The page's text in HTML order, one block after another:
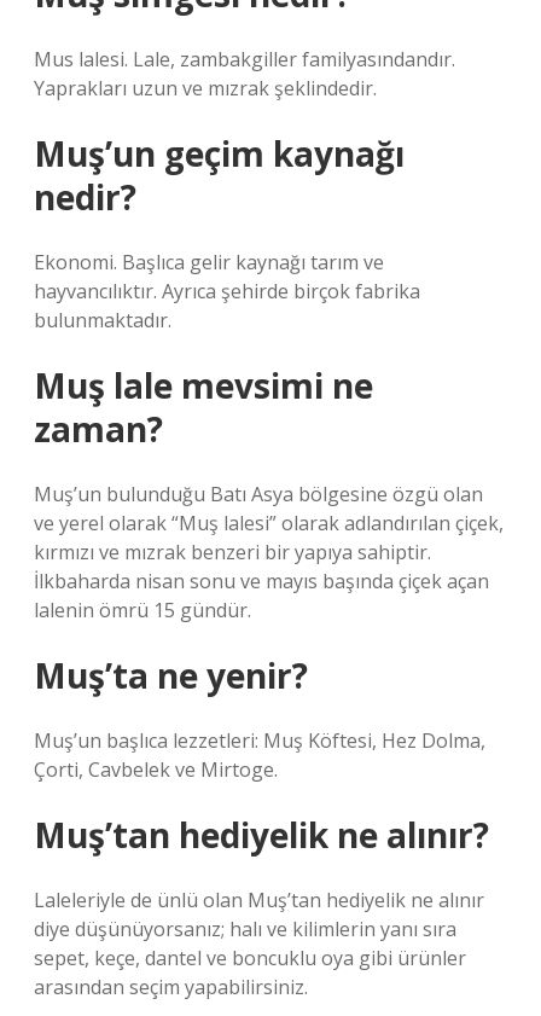
Mus lalesi. Lale, zambakgiller familyasındandır.
Yaprakları uzun ve mızrak şeklindedir.
Muş’un geçim kaynağı
nedir?
Ekonomi. Başlıca gelir kaynağı tarım ve
hayvancılıktır. Ayrıca şehirde birçok fabrika
bulunmaktadır.
Muş lale mevsimi ne
zaman?
Muş’un bulunduğu Batı Asya bölgesine özgü olan
ve yerel olarak “Muş lalesi” olarak adlandırılan çiçek,
kırmızı ve mızrak benzeri bir yapıya sahiptir.
İlkbaharda nisan sonu ve mayıs başında çiçek açan
lalenin ömrü 15 gündür.
Muş’ta ne yenir?
Muş’un başlıca lezzetleri: Muş Köftesi, Hez Dolma,
Çorti, Cavbelek ve Mirtoge.
Muş’tan hediyelik ne alınır?
Laleleriyle de ünlü olan Muş’tan hediyelik ne alınır
diye düşünüyorsanız; halı ve kilimlerin yanı sıra
sepet, keçe, dantel ve boncuklu oya gibi ürünler
arasından seçim yapabilirsiniz.